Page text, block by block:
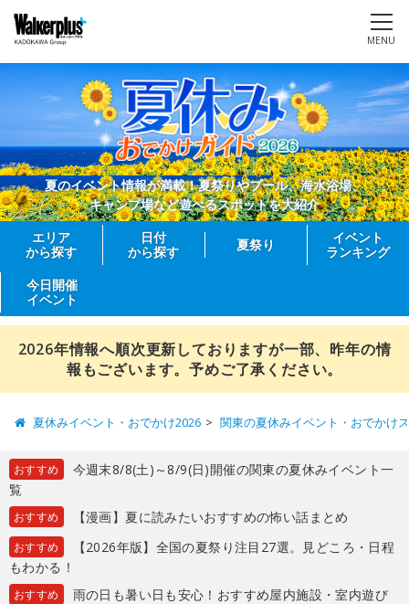
MENU
夏のイベント情報が満載！夏祭りやプール、海水浴場、
キャンプ場など遊べるスポットを大紹介
エリア
から探す
日付
から探す
夏祭り
イベント
ランキング
今日開催
イベント
2026年情報へ順次更新しておりますが一部、昨年の情
報もございます。予めご了承ください。
夏休みイベント・おでかけ2026 関東の夏休みイベント・おでかけ
おすすめ
今週末8/8(土)～8/9(日)開催の関東の夏休みイベント一
覧
おすすめ 【漫画】夏に読みたいおすすめの怖い話まとめ
おすすめ
【2026年版】全国の夏祭り注目27選。見どころ・日程
もわかる！
おすすめ
雨の日も暑い日も安心！おすすめ屋内施設・室内遊び